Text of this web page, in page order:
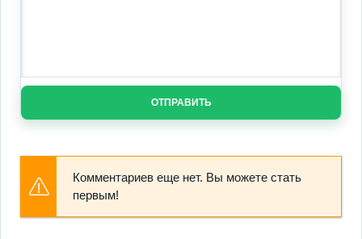
ОТПРАВИТЬ
Комментариев еще нет. Вы можете стать
первым!